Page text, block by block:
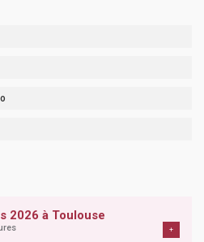
2026 à Toulouse
+